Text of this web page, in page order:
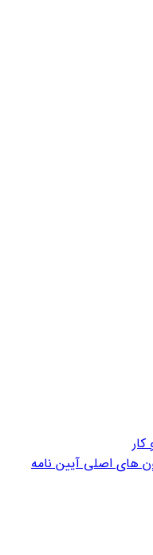
های اصلی آیین نامه